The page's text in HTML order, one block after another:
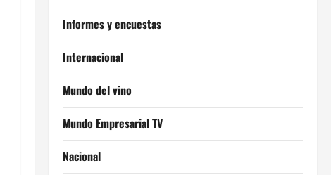
Informes y encuestas
Internacional
Mundo del vino
Mundo Empresarial TV
Nacional